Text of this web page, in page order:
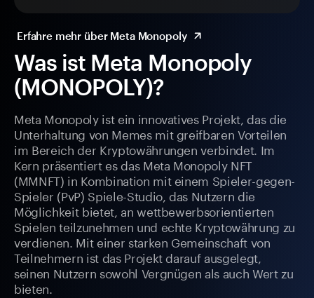
Was ist Meta Monopoly
(MONOPOLY)?
Meta Monopoly ist ein innovatives Projekt, das die
Unterhaltung von Memes mit greifbaren Vorteilen
im Bereich der Kryptowährungen verbindet. Im
Kern präsentiert es das Meta Monopoly NFT
(MMNFT) in Kombination mit einem Spieler-gegen-
Spieler (PvP) Spiele-Studio, das Nutzern die
Möglichkeit bietet, an wettbewerbsorientierten
Spielen teilzunehmen und echte Kryptowährung zu
verdienen. Mit einer starken Gemeinschaft von
Teilnehmern ist das Projekt darauf ausgelegt,
seinen Nutzern sowohl Vergnügen als auch Wert zu
bieten.
Erfahre mehr über Meta Monopoly